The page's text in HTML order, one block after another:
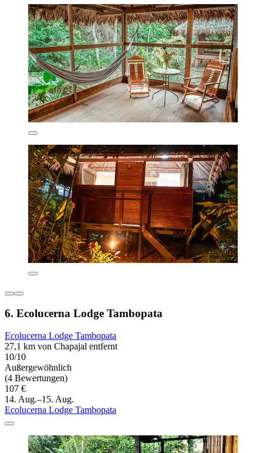
6. Ecolucerna Lodge Tambopata
Ecolucerna Lodge Tambopata
27,1 km von Chapajal entfernt
10/10
Außergewöhnlich
(4 Bewertungen)
107 €
14. Aug.–15. Aug.
Ecolucerna Lodge Tambopata